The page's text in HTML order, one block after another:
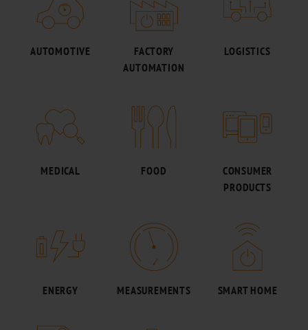
AUTOMOTIVE
FACTORY
AUTOMATION
LOGISTICS
MEDICAL FOOD
CONSUMER
PRODUCTS
ENERGY MEASUREMENTS SMART HOME